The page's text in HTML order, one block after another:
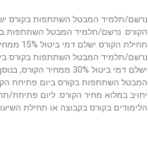
תחילת
ישלם דמי ביטול 30%
המבטל השתתפות בקורס ביום פתיחת
יחויב במלוא מחיר הקורס. ליום פתיחת/
הלימודים בקורס בקבוצה או תחילת